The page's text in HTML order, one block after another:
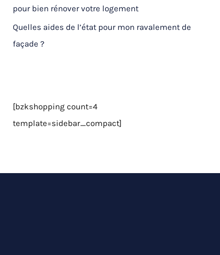
pour bien rénover votre logement
Quelles aides de l’état pour mon ravalement de
façade ?
[bzkshopping count=4
template=sidebar_compact]